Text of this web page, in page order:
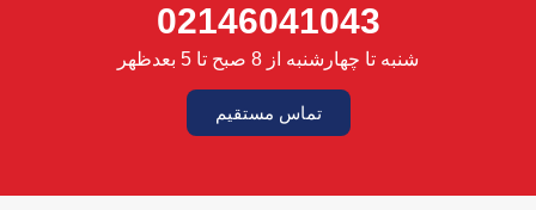
02146041043
شنبه تا چهارشنبه از 8 صبح تا 5 بعدظهر
تماس مستقیم